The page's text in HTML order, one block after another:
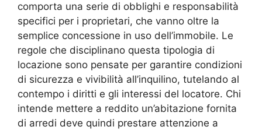
comporta una serie di obblighi e responsabilità
specifici per i proprietari, che vanno oltre la
semplice concessione in uso dell’immobile. Le
regole che disciplinano questa tipologia di
locazione sono pensate per garantire condizioni
di sicurezza e vivibilità all’inquilino, tutelando al
contempo i diritti e gli interessi del locatore. Chi
intende mettere a reddito un’abitazione fornita
di arredi deve quindi prestare attenzione a